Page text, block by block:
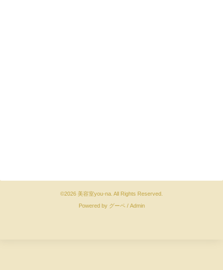
©2026 美容室you-na . All Rights Reserved.
Powered by グーペ/ Admin